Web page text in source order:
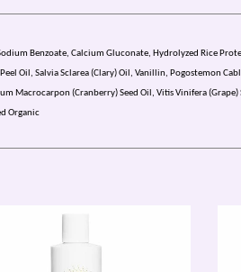
Benzoate, Calcium Gluconate, Hydrolyzed Rice
Oil, Salvia Sclarea (Clary) Oil, Vanillin, Pogostemon
(Cranberry) Seed Oil, Vitis Vinifera (Grape)
Organic